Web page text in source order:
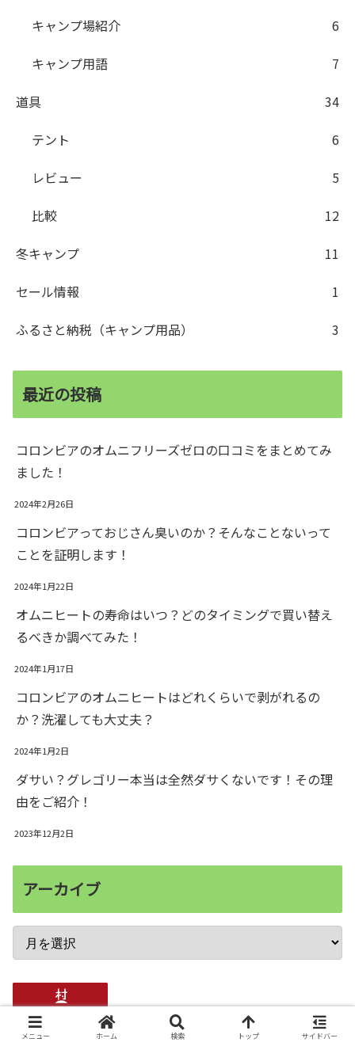
キャンプ場紹介
6
キャンプ用語
7
道具
34
テント
6
レビュー
5
比較
12
冬キャンプ
11
セール情報
1
ふるさと納税（キャンプ用品）
3
最近の投稿
コロンビアのオムニフリーズゼロの口コミをまとめてみ
ました！
2024年2月26日
コロンビアっておじさん臭いのか？そんなことないって
ことを証明します！
2024年1月22日
オムニヒートの寿命はいつ？どのタイミングで買い替え
るべきか調べてみた！
2024年1月17日
コロンビアのオムニヒートはどれくらいで剥がれるの
か？洗濯しても大丈夫？
2024年1月2日
ダサい？グレゴリー本当は全然ダサくないです！その理
由をご紹介！
2023年12月2日
アーカイブ
メニュー ホーム 検索 トップ サイドバー